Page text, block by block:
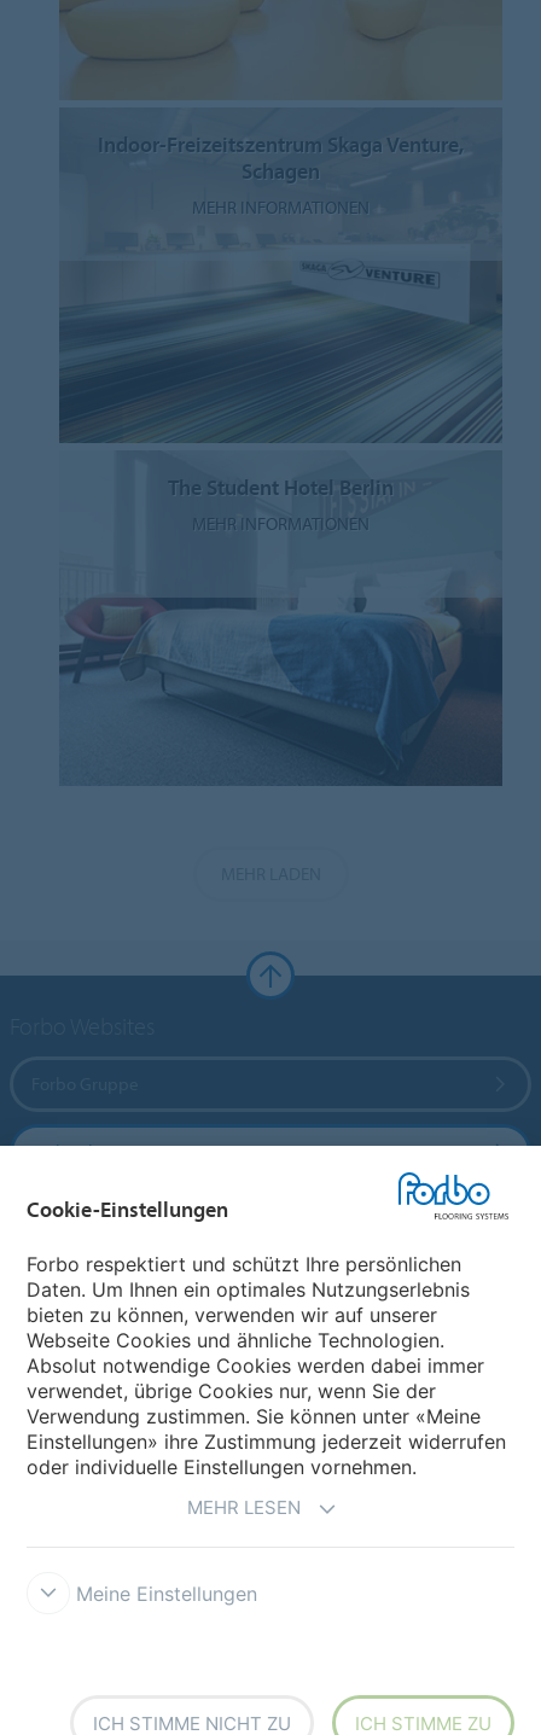
Indoor-Freizeitszentrum Skaga Venture,
Schagen
MEHR INFORMATIONEN
The Student Hotel Berlin
MEHR INFORMATIONEN
Forbo Flooring Systems
Forbo Movement Systems
Land auswählen
Land auswählen
Cookie-Einstellungen
Forbo respektiert und schützt Ihre persönlichen
Daten. Um Ihnen ein optimales Nutzungserlebnis
bieten zu können, verwenden wir auf unserer
Webseite Cookies und ähnliche Technologien.
Absolut notwendige Cookies werden dabei immer
verwendet, übrige Cookies nur, wenn Sie der
Verwendung zustimmen. Sie können unter «Meine
Einstellungen» ihre Zustimmung jederzeit widerrufen
oder individuelle Einstellungen vornehmen.
MEHR LESEN
Meine Einstellungen
ICH STIMME NICHT ZU ICH STIMME ZU